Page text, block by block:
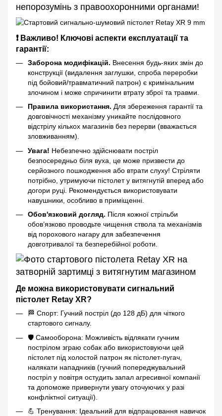
непорозумінь з правоохоронними органами!
❗ Важливо! Ключові аспекти експлуатації та
гарантії:
Заборона модифікацій. Внесення будь-яких змін до
конструкції (видалення заглушки, спроба переробки
під бойовий/травматичний патрон) є кримінальним
злочином і може спричинити втрату зброї та травми.
Правила використання. Для збереження гарантії та
довговічності механізму уникайте послідовного
відстрілу кількох магазинів без перерви (вважається
зловживанням).
Увага! Небезпечно здійснювати постріл
безпосередньо біля вуха, це може призвести до
серйозного пошкодження або втрати слуху! Стріляти
потрібно, утримуючи пістолет у витягнутій вперед або
догори руці. Рекомендується використовувати
навушники, особливо в приміщенні.
Обов'язковий догляд. Після кожної стрільби
обов’язково проводьте чищення ствола та механізмів
від порохового нагару для забезпечення
довготривалої та безперебійної роботи.
Де можна використовувати сигнальний
пістолет Retay XR?
🏁 Спорт: Гучний постріл (до 128 дБ) для чіткого
стартового сигналу.
🛡️ Самооборона: Можливість відлякати гучним
пострілом зграю собак або використовуючи цей
пістолет під холостой патрон як пістолет-пугач,
налякати нападників (гучний попереджувальний
постріл у повітря остудить запал агресивної компанії
та допоможе привернути увагу оточуючих у разі
конфліктної ситуації).
💪 Тренування: Ідеальний для відпрацювання навичок